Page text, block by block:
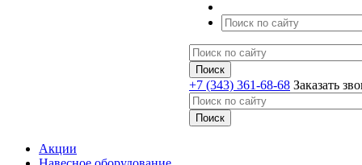
+7 (343) 361-68-68 Заказать
Акции